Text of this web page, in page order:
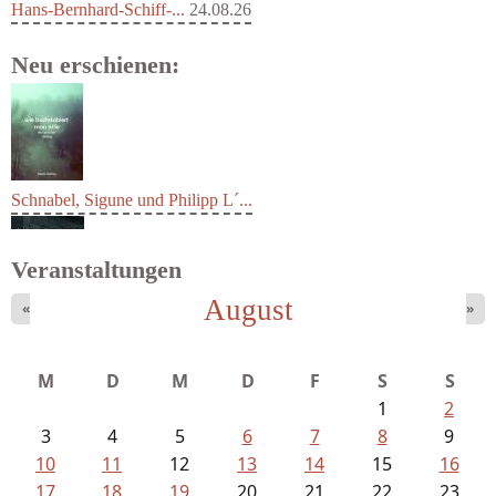
Hans-Bernhard-Schiff-... 24.08.26
Neu erschienen:
Schnabel, Sigune und Philipp L´...
Veranstaltungen
August
« »
M D M D F S
S
1
2
3
4 5 6 7 8
9
10
11 12 13 14 15
16